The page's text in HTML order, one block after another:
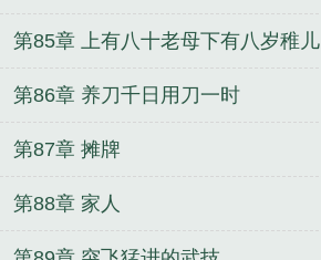
第85章 上有八十老母下有八岁稚儿
第86章 养刀千日用刀一时
第87章 摊牌
第88章 家人